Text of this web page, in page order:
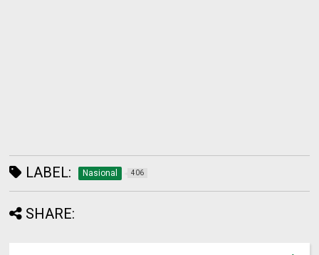
LABEL: Nasional 406
SHARE: